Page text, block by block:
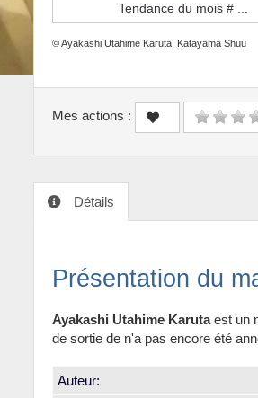
Tendance du mois #
© Ayakashi Utahime Karuta, Katayama Shuu
Mes actions :
Détails
Présentation du
Ayakashi Utahime Karutaest un
de sortie de n'a pas encore été
Auteur: